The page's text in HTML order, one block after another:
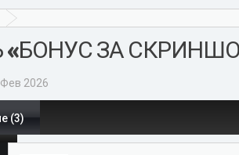
ЗА СКРИНШОТ В
2026
(3)